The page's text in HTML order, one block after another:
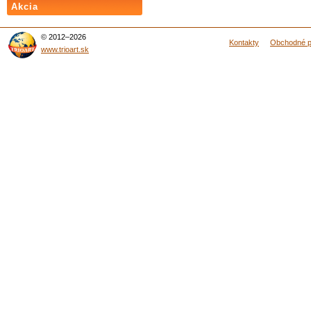
Akcia
© 2012–2026
www.trioart.sk
Kontakty Obchodné